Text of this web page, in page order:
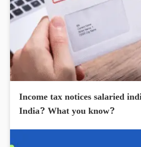
Income tax notices salaried
India? What you know?